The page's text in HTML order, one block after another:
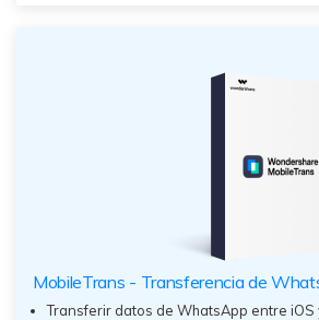
MobileTrans - Transferencia de
Transferir datos de WhatsApp entre iOS